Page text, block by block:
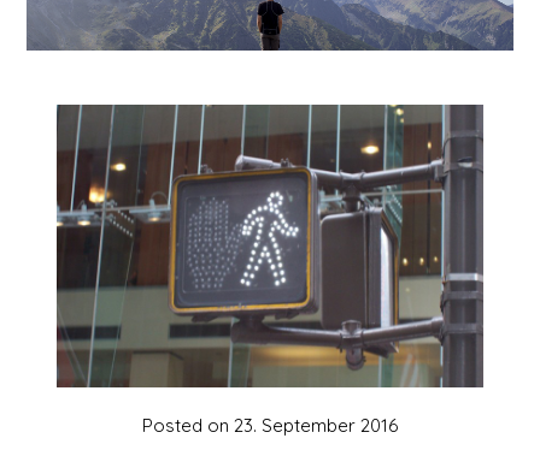
Posted on 23. September 2016